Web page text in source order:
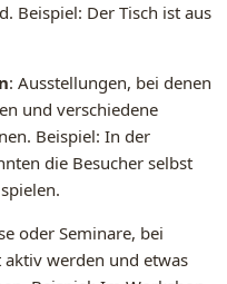
Beispiel: Der Tisch ist aus
: Ausstellungen, bei denen
und verschiedene
Beispiel: In der
die Besucher selbst
oder Seminare, bei
werden und etwas